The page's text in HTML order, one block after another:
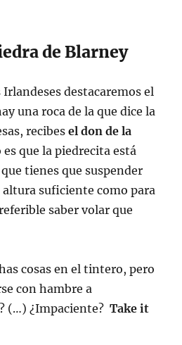
de Blarney
destacaremos el
una roca de la que dice la
recibesel don de la
es que la piedrecita está
tienes que suspender
altura suficiente como para
saber volar que
cosas en el tintero, pero
con hambre a
(…) ¿Impaciente?Take it